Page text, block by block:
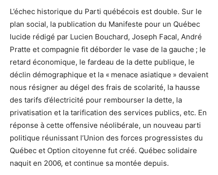
L’échec historique du Parti québécois est double. Sur le
plan social, la publication du Manifeste pour un Québec
lucide rédigé par Lucien Bouchard, Joseph Facal, André
Pratte et compagnie fit déborder le vase de la gauche ; le
retard économique, le fardeau de la dette publique, le
déclin démographique et la « menace asiatique » devaient
nous résigner au dégel des frais de scolarité, la hausse
des tarifs d’électricité pour rembourser la dette, la
privatisation et la tarification des services publics, etc. En
réponse à cette offensive néolibérale, un nouveau parti
politique réunissant l’Union des forces progressistes du
Québec et Option citoyenne fut créé. Québec solidaire
naquit en 2006, et continue sa montée depuis.